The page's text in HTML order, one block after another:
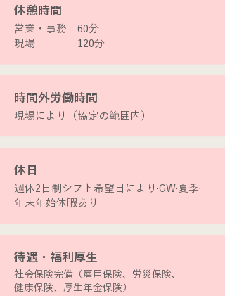
​休憩時間
営業・事務 60分
​現場 120分
​時間外労働時間
​現場により（協定の範囲内）
​休日
週休2日制シフト希望日により·GW·夏季·
年末年始休暇あり
​待遇・福利厚生
社会保険完備（雇用保険、労災保険、
健康保険、厚生年金保険）